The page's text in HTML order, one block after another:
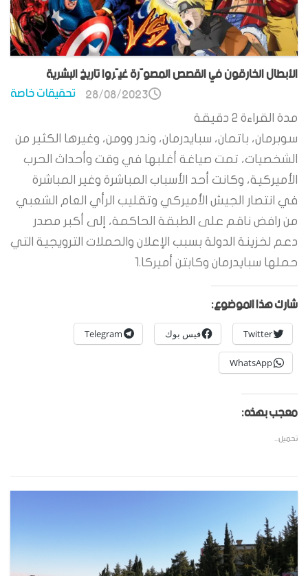
الأبطال الخارقون في القصص المصوّرة غيّروا تاريخ البشرية
تحقيقات خاصة 28/08/2023
مدة القراءة 2 دقيقة
سوبرمان، باتمان، سبايدرمان، وندر وومن، وغيرها الكثير من
الشخصيات، تمت صياغة أغلبها في وقت وأحداث الحرب
الأميركية، وكانت أحد الأسباب المباشرة وغير المباشرة
في انتصار الجيش الأميركي وتقليب الرأي العام الشعبي
من رافض ناقم على الطبقة الحاكمة، إلى أكبر مصدر
دعم لخزينة الدولة بسبب الإعلان والحملات الترويجية التي
حملها سبايدرمان وكابتن أميركا.1
شارك هذا الموضوع:
Twitter فيس بوك Telegram
WhatsApp
معجب بهذه:
تحميل...